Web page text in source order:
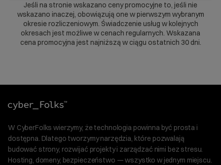
Jeśli na stronie wskazano ceny promocyjne to, jeśli nie
wskazano inaczej, obowiązują one w pierwszym wybranym
okresie rozliczeniowym. Świadczenie usług w kolejnych
okresach jest możliwe w cenach regularnych. Wskazana
cena promocyjna jest najniższą w ciągu ostatnich 30 dni.
W CyberFolks wierzymy, że technologia powinna być prosta i
dostępna. Dlatego tworzymy narzędzia, które pozwalają
budować strony, rozwijać projekty i zarządzać nimi bez stresu.
Hosting, domeny, bezpieczeństwo — wszystko w jednym miejscu.